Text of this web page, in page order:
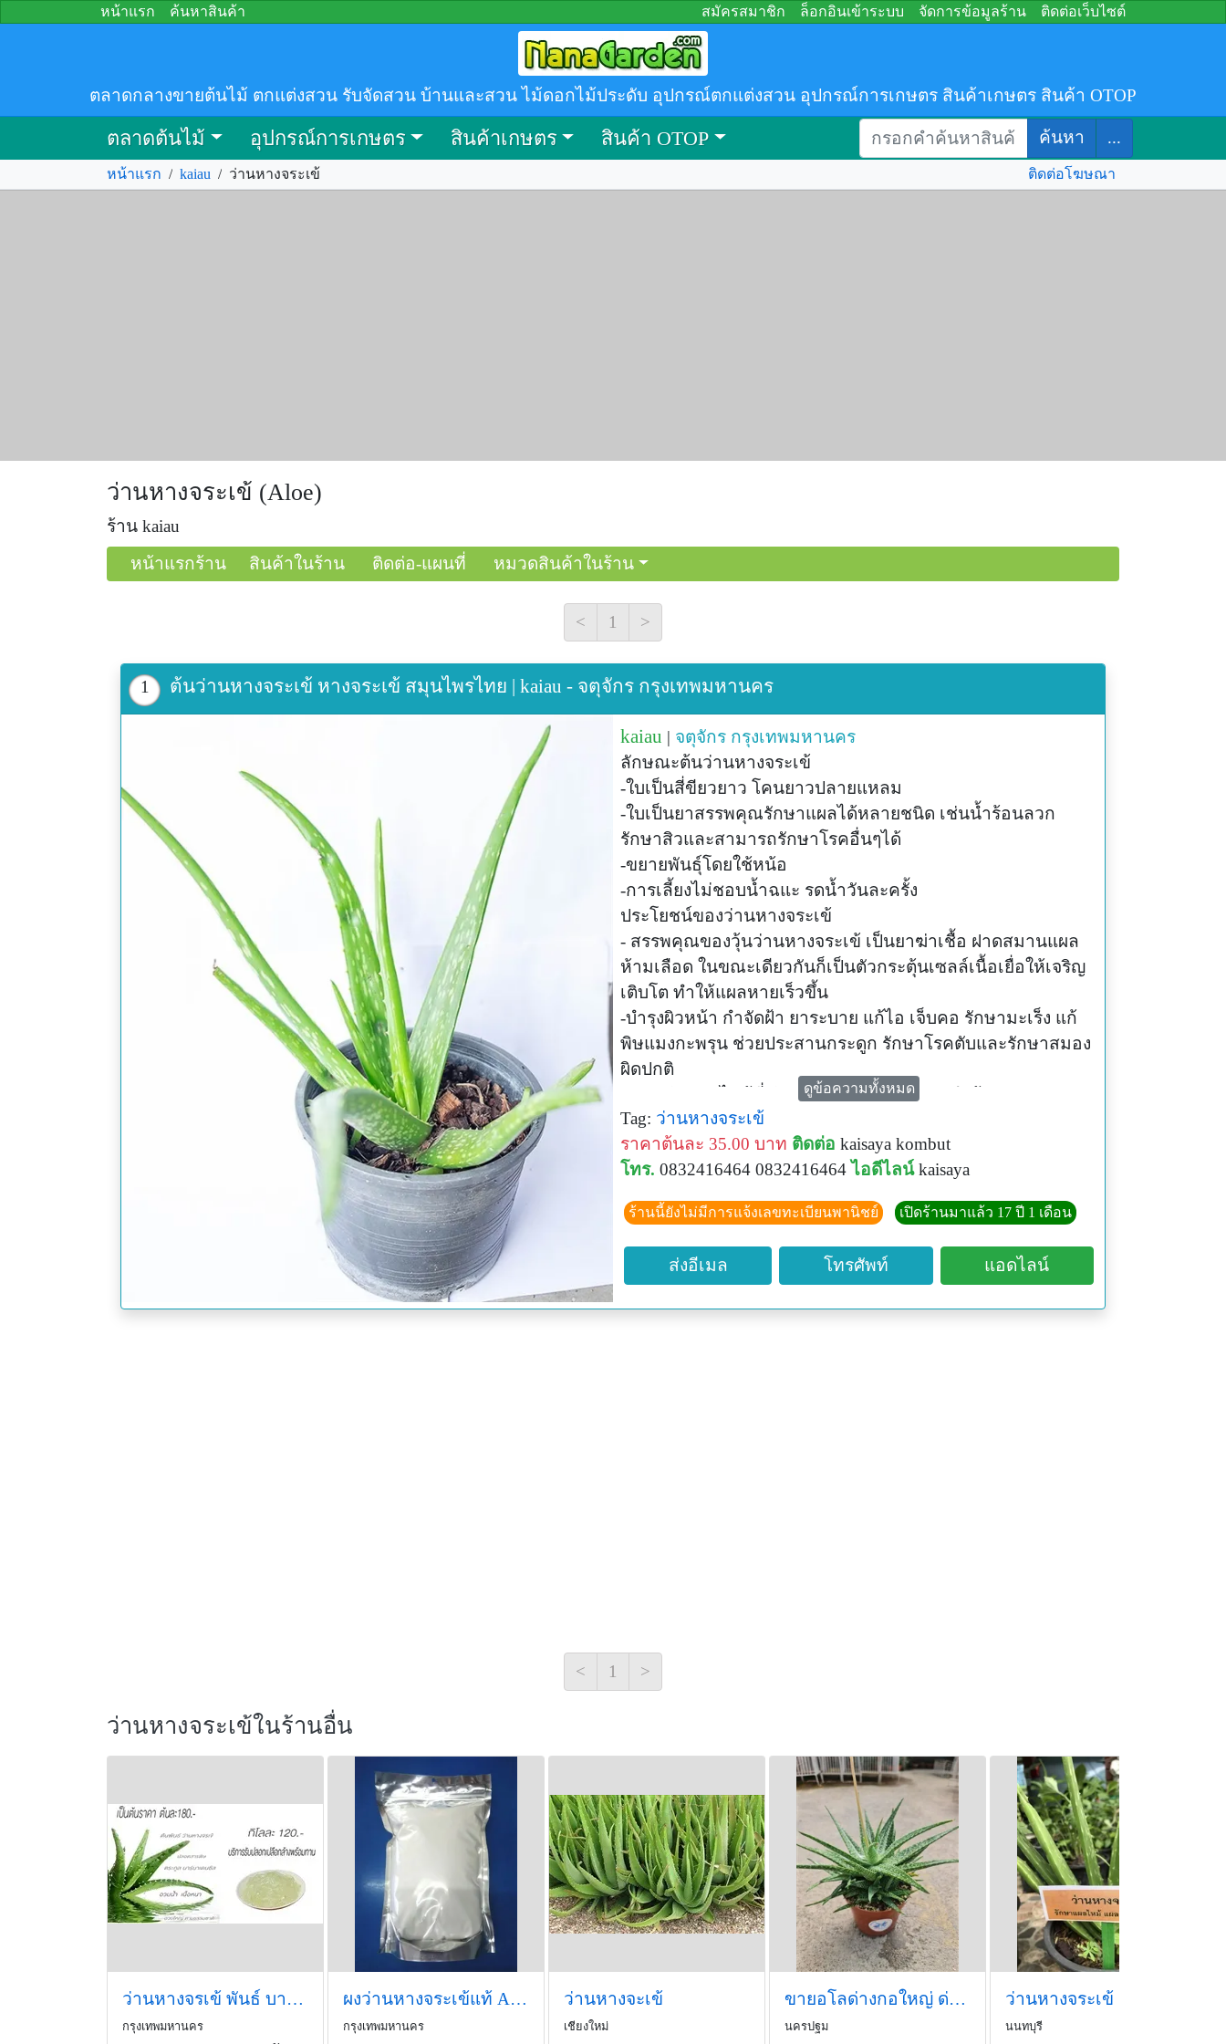
หน้าแรก ค้นหาสินค้า สมัครสมาชิก ล็อกอินเข้าระบบ จัดการข้อมูลร้าน ติดต่อเว็บไซต์
ตลาดกลางขายต้นไม้ ตกแต่งสวน รับจัดสวน บ้านและสวน ไม้ดอกไม้ประดับ อุปกรณ์ตกแต่งสวน อุปกรณ์การเกษตร สินค้าเกษตร สินค้า OTOP
ตลาดต้นไม้ อุปกรณ์การเกษตร สินค้าเกษตร สินค้า OTOP ค้นหา ...
หน้าแรก / kaiau / ว่านหางจระเข้ ติดต่อโฆษณา
ว่านหางจระเข้ (Aloe)
ร้าน kaiau
หน้าแรกร้าน
สินค้าในร้าน ติดต่อ-แผนที่ หมวดสินค้าในร้าน
< 1 >
1 ต้นว่านหางจระเข้ หางจระเข้ สมุนไพรไทย | kaiau - จตุจักร กรุงเทพมหานคร
kaiau | จตุจักร กรุงเทพมหานคร
ลักษณะต้นว่านหางจระเข้
-ใบเป็นสี่ขียวยาว โคนยาวปลายแหลม
-ใบเป็นยาสรรพคุณรักษาแผลได้หลายชนิด เช่นน้ำร้อนลวก
รักษาสิวและสามารถรักษาโรคอื่นๆได้
-ขยายพันธุ์โดยใช้หน้อ
-การเลี้ยงไม่ชอบน้ำฉแะ รดน้ำวันละครั้ง
ประโยชน์ของว่านหางจระเข้
- สรรพคุณของวุ้นว่านหางจระเข้ เป็นยาฆ่าเชื้อ ฝาดสมานแผล
ห้ามเลือด ในขณะเดียวกันก็เป็นตัวกระตุ้นเซลล์เนื้อเยื่อให้เจริญ
เติบโต ทำให้แผลหายเร็วขึ้น
-บำรุงผิวหน้า กำจัดฝ้า ยาระบาย แก้ไอ เจ็บคอ รักษามะเร็ง แก้
พิษแมงกะพรุน ช่วยประสานกระดูก รักษาโรคตับและรักษาสมอง
ผิดปกติ
-รักษาผิวหนังไหม้ที่เกิดจากแดด เราสามารถนำวุ้นจากว่านหาง
จระเข้มาล้างให้สะอาด แล้วนำมาทาบริเวณที่เกิดรอยไหม้ได้ ซึ่ง
เจลของว่านหางจระเข้าสามารถช่วยบรรเทาอาการอาการแสบ
จากผิวไหม้จากแดดได้
-ช่วยลดความมันบนใบหน้า เจลว่านหางจระเข้สามารถช่วยลด
ความมันบนใบหน้าลงได้ เพียงนำวุ้นหางจระเข้ที่ล้างสะอาดแล้ว
มาทาบริเวณใบหน้าวันละ 2 ครั้ง ทำต่อเนื่อง 1-2 เดือน ก็จะช่วย
ลดความมันบนใบหน้าได้แล้ว นอกจากนี้ยังช่วยให้ผิวหน้าเนียน
รักษาสิวได้ แต่ไม่แนะให้ใช้กับสิวอักเสบ เพราะจะทำให้เกิดการ
#ประโยชน์ของ ว่านหางจระเข้
ลูกค้าสอบถามได้ที่เบอร์ 0832416464
หรือ www.kaiau.com
แอฟลิเคชั่น https://shopee.co.th/kaisayakombut
https://www.lazada.co.th/shop/kaiau/spm=a2o4m.pdp.seller.1.3e092
72b1m0WCG&itemId=907712151&channelSource=pdp
ดูข้อความทั้งหมด
Tag: ว่านหางจระเข้
ราคาต้นละ 35.00 บาท ติดต่อ kaisaya kombut
โทร. 0832416464 0832416464 ไอดีไลน์ kaisaya
ร้านนี้ยังไม่มีการแจ้งเลขทะเบียนพานิชย์ เปิดร้านมาแล้ว 17 ปี 1 เดือน
ส่งอีเมล โทรศัพท์ แอดไลน์
< 1 >
ว่านหางจระเข้ในร้านอื่น
ว่านหางจรเข้ พันธ์ บาร์บาเดนซีส
กรุงเทพมหานคร
ผงว่านหางจระเข้แท้ Aloe Vera Powder
กรุงเทพมหานคร
ว่านหางจะเข้
เชียงใหม่
ขายอโลด่างกอใหญ่ ด่างไม่มากค่ะมีหน่อรอบต้นเลย
นครปฐม
ว่านหางจระเข้
นนทบุรี